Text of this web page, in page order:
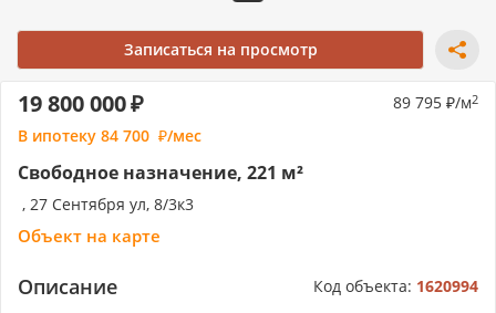
Записаться на просмотр
Свободное назначение, 221 м²
, 27 Сентября ул, 8/3к3
Объект на карте
19 800 000 89 795 /м2
В ипотеку 84 700 /мес
Описание Код объекта: 1620994